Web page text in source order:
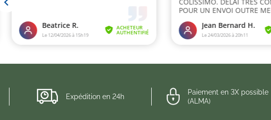
Expédition en 24h
Paiement en 3X possible
(ALMA)